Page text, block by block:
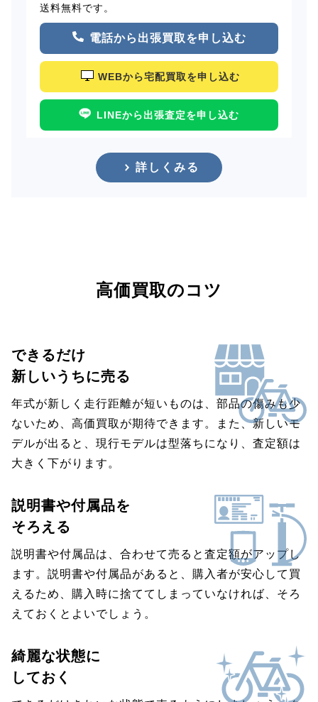
送料無料です。
電話から出張買取を申し込む
WEBから宅配買取を申し込む
LINEから出張査定を申し込む
詳しくみる
高価買取のコツ
できるだけ
新しいうちに売る
年式が新しく走行距離が短いものは、部品の傷みも少
ないため、高価買取が期待できます。また、新しいモ
デルが出ると、現行モデルは型落ちになり、査定額は
大きく下がります。
説明書や付属品を
そろえる
説明書や付属品は、合わせて売ると査定額がアップし
ます。説明書や付属品があると、購入者が安心して買
えるため、購入時に捨ててしまっていなければ、そろ
えておくとよいでしょう。
綺麗な状態に
しておく